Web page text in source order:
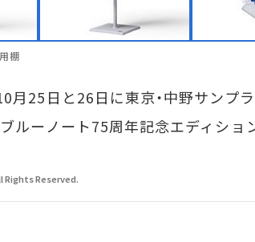
棚
月25日と26日に東京・中野サンプ
ルーノート75周年記念エディショ
Rights Reserved.